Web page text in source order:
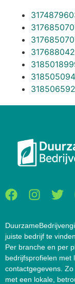
juiste bedrijf te
Per branche en per
bedrijfsprofielen met
contactgegevens.
met een lokale,